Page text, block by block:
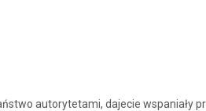
autorytetami, dajecie wspaniały